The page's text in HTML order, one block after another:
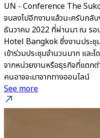
UN - Conference The
จบลงไปอีกงานแล้วนะครับกลั
ธันวาคม 2022 ที่ผ่านมา ณ ร
Hotel Bangkok ซึ่งงานประ
เข้าร่วมประชุมจำนวนมาก และ
จากหน่วยงานหรือธุรกิจที่แตก
คนอาจจะมาจากทางออนไลน์
See more